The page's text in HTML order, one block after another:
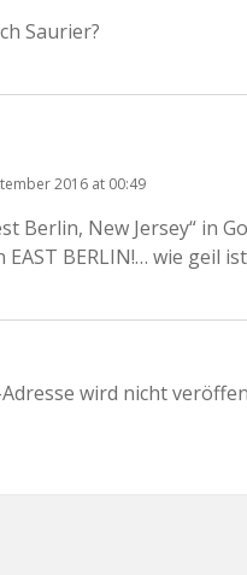
Saurier?
2016 at 00:49
Berlin, New Jersey“ in
EAST BERLIN!… wie geil
wird nicht